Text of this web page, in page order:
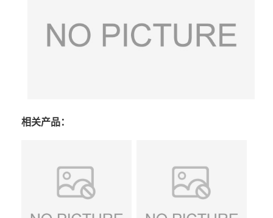
相关产品：